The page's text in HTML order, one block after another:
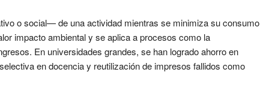
o social— de una actividad mientras se minimiza su consumo
impacto ambiental y se aplica a procesos como la
En universidades grandes, se han logrado ahorro en
en docencia y reutilización de impresos fallidos como